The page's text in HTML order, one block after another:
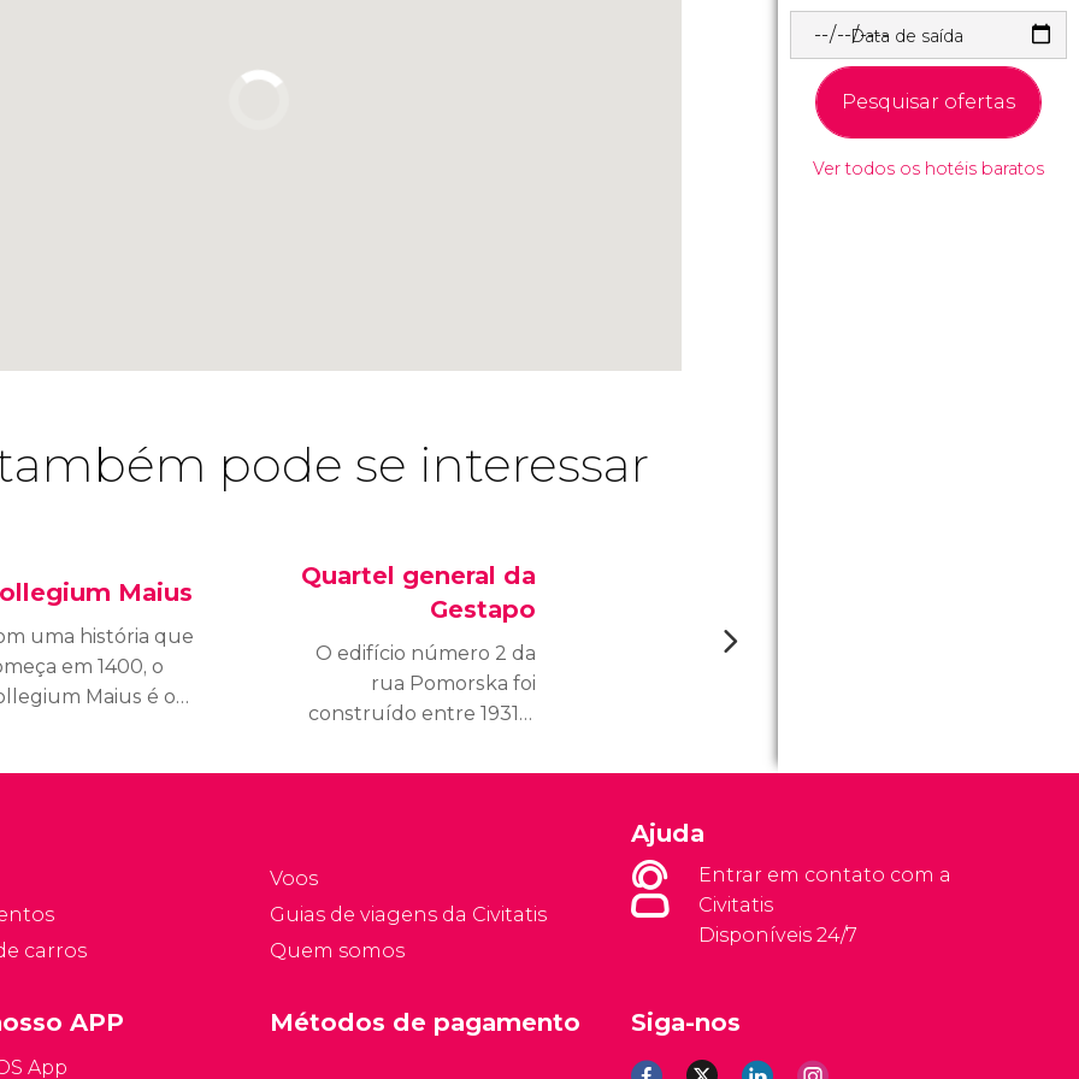
pode se interessar
Maius
uma história que
em 1400, o
Maius é o
Quartel general da
Gestapo
O edifício número 2 da
rua Pomorska foi
construído entre 1931 e
para os estudantes da
general da Gestapo.
Data de saída
Pesquisar ofertas
Ver todos os hotéis baratos
carros
Voos
Guias de viagens da Civitatis
Quem somos
Ajuda
Entrar em contato com a
Civitatis
Disponíveis 24/7
Siga-nos
APP
App
Métodos de pagamento